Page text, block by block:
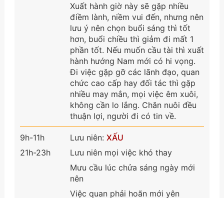
Xuất hành giờ này sẽ gặp nhiều
điềm lành, niềm vui đến, nhưng nên
lưu ý nên chọn buổi sáng thì tốt
hơn, buổi chiều thì giảm đi mất 1
phần tốt. Nếu muốn cầu tài thì xuất
hành hướng Nam mới có hi vọng.
Đi việc gặp gỡ các lãnh đạo, quan
chức cao cấp hay đối tác thì gặp
nhiều may mắn, mọi việc êm xuôi,
không cần lo lắng. Chăn nuôi đều
thuận lợi, người đi có tin về.
9h-11h
21h-23h
Lưu niên: XẤU
Lưu niên mọi việc khó thay
Mưu cầu lúc chửa sáng ngày mới
nên
Việc quan phải hoãn mới yên